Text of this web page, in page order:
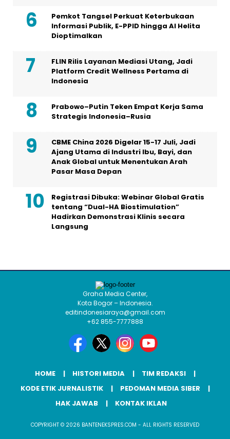
Pemkot Tangsel Perkuat Keterbukaan
Informasi Publik, E-PPID hingga AI Helita
Dioptimalkan
FLIN Rilis Layanan Mediasi Utang, Jadi
Platform Credit Wellness Pertama di
Indonesia
Prabowo–Putin Teken Empat Kerja Sama
Strategis Indonesia–Rusia
CBME China 2026 Digelar 15-17 Juli, Jadi
Ajang Utama di Industri Ibu, Bayi, dan
Anak Global untuk Menentukan Arah
Pasar Masa Depan
Registrasi Dibuka: Webinar Global Gratis
tentang “Dual-HA Biostimulation”
Hadirkan Demonstrasi Klinis secara
Langsung
Graha Media Center,
Kota Bogor – Indonesia.
editindonesiaraya@gmail.com
+62 855-7777888
HOME HISTORI MEDIA
TIM REDAKSI
KODE ETIK JURNALISTIK
PEDOMAN MEDIA SIBER
HAK JAWAB
KONTAK IKLAN
COPYRIGHT © 2026 BANTENEKSPRES.COM - ALL RIGHTS RESERVED